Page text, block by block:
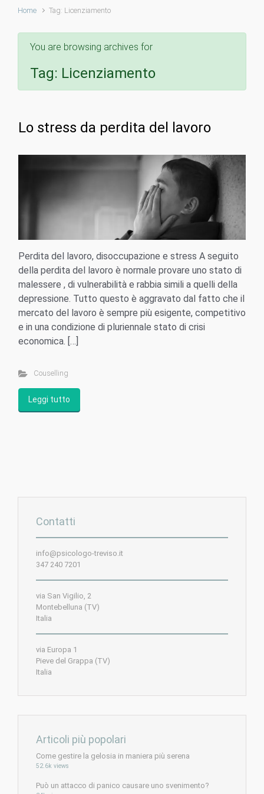
Home Tag: Licenziamento
You are browsing archives for
Tag: Licenziamento
Lo stress da perdita del lavoro
Perdita del lavoro, disoccupazione e stress A seguito
della perdita del lavoro è normale provare uno stato di
malessere , di vulnerabilità e rabbia simili a quelli della
depressione. Tutto questo è aggravato dal fatto che il
mercato del lavoro è sempre più esigente, competitivo
e in una condizione di pluriennale stato di crisi
economica. […]
Couselling
Leggi tutto
Contatti
info@psicologo-treviso.it
347 240 7201
via San Vigilio, 2
Montebelluna (TV)
Italia
via Europa 1
Pieve del Grappa (TV)
Italia
Articoli più popolari
Come gestire la gelosia in maniera più serena
52.6k views
Può un attacco di panico causare uno svenimento?